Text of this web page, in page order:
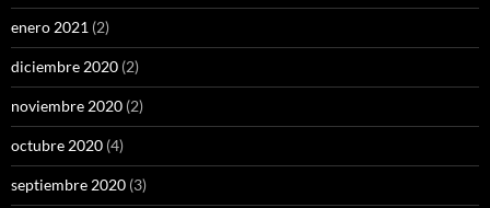
enero 2021 (2)
diciembre 2020 (2)
noviembre 2020 (2)
octubre 2020 (4)
septiembre 2020 (3)